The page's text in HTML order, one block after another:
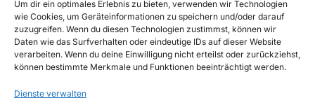
Um dir ein optimales Erlebnis zu bieten, verwenden wir Technologien
wie Cookies, um Geräteinformationen zu speichern und/oder darauf
zuzugreifen. Wenn du diesen Technologien zustimmst, können wir
Daten wie das Surfverhalten oder eindeutige IDs auf dieser Website
verarbeiten. Wenn du deine Einwilligung nicht erteilst oder zurückziehst,
können bestimmte Merkmale und Funktionen beeinträchtigt werden.
Dienste verwalten
kontakt@awad-getraenke.de
Unsere Richtlinien
ALLGEMEINE GESCHÄFTSBEDINGUNGEN